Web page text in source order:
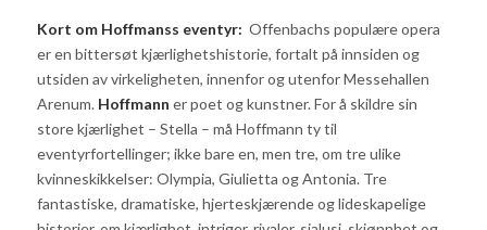
Kort om Hoffmanss eventyr: Offenbachs populære opera
er en bittersøt kjærlighetshistorie, fortalt på innsiden og
utsiden av virkeligheten, innenfor og utenfor Messehallen
Arenum. Hoffmann er poet og kunstner. For å skildre sin
store kjærlighet – Stella – må Hoffmann ty til
eventyrfortellinger; ikke bare en, men tre, om tre ulike
kvinneskikkelser: Olympia, Giulietta og Antonia. Tre
fantastiske, dramatiske, hjerteskjærende og lideskapelige